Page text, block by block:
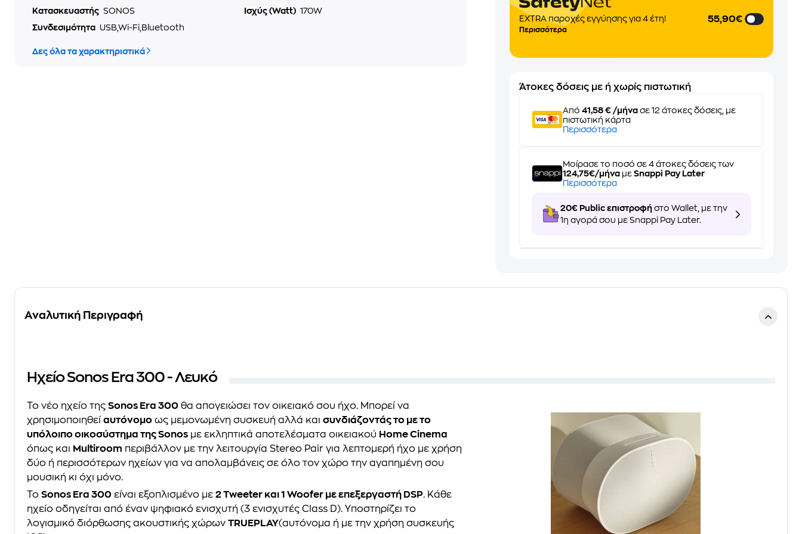
Κατασκευαστής SONOS Ισχύς (Watt) 170W
Συνδεσιμότητα USB,Wi-Fi,Bluetooth
Δες όλα τα χαρακτηριστικά
EXTRA παροχές εγγύησης για 4 έτη!
Περισσότερα
55,90€
Άτοκες δόσεις με ή χωρίς πιστωτική
Από41,58 € /μήνα σε 12 άτοκες δόσεις, με
πιστωτική κάρτα
Περισσότερα
Μοίρασε το ποσό σε 4 άτοκες δόσεις των
124,75€/μήνα μεSnappi Pay Later
Περισσότερα
20€ Public επιστροφή στο Wallet, με την
1η αγορά σου με Snappi Pay Later.
Αναλυτική Περιγραφή
Ηχείο Sonos Era 300 - Λευκό
Το νέο ηχείο της Sonos Era 300 θα απογειώσει τον οικειακό σου ήχο. Μπορεί να
χρησιμοποιηθεί αυτόνομο ως μεμονωμένη συσκευή αλλά και συνδιάζοντάς το με το
υπόλοιπο οικοσύστημα της Sonos με εκληπτικά αποτελέσματα οικειακού Home Cinema
όπως και Multiroom περιβάλλον με την λειτουργία Stereo Pair για λεπτομερή ήχο με χρήση
δύο ή περισσότερων ηχείων για να απολαμβάνεις σε όλο τον χώρο την αγαπημένη σου
μουσική κι όχι μόνο.
Το Sonos Era 300 είναι εξοπλισμένο με 2 Tweeter και 1 Woofer με επεξεργαστή DSP. Κάθε
ηχείο οδηγείται από έναν ψηφιακό ενισχυτή (3 ενισχυτές Class D). Υποστηρίζει το
λογισμικό διόρθωσης ακουστικής χώρων TRUEPLAY(αυτόνομα ή με την χρήση συσκευής